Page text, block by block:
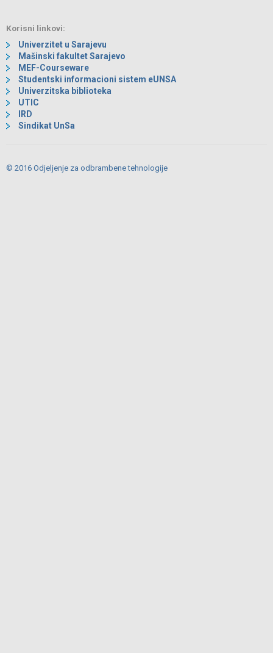
Korisni linkovi:
Univerzitet u Sarajevu
Mašinski fakultet Sarajevo
MEF-Courseware
Studentski informacioni sistem eUNSA
Univerzitska biblioteka
UTIC
IRD
Sindikat UnSa
© 2016 Odjeljenje za odbrambene tehnologije